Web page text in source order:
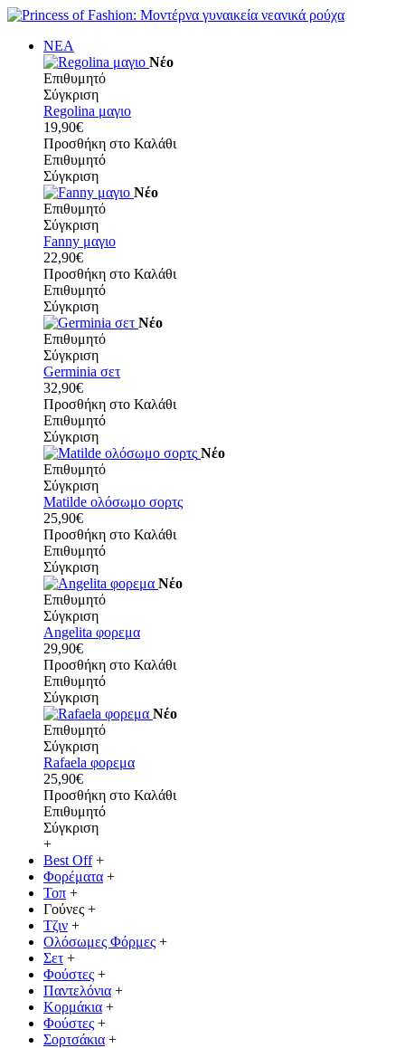
ΝΕΑ
Νέο
Επιθυμητό
Σύγκριση
Regolina μαγιο
19,90€
Προσθήκη στο Καλάθι
Επιθυμητό
Σύγκριση
Νέο
Επιθυμητό
Σύγκριση
Fanny μαγιο
22,90€
Προσθήκη στο Καλάθι
Επιθυμητό
Σύγκριση
Νέο
Επιθυμητό
Σύγκριση
Germinia σετ
32,90€
Προσθήκη στο Καλάθι
Επιθυμητό
Σύγκριση
Νέο
Επιθυμητό
Σύγκριση
Matilde ολόσωμο σορτς
25,90€
Προσθήκη στο Καλάθι
Επιθυμητό
Σύγκριση
Νέο
Επιθυμητό
Σύγκριση
Angelita φορεμα
29,90€
Προσθήκη στο Καλάθι
Επιθυμητό
Σύγκριση
Νέο
Επιθυμητό
Σύγκριση
Rafaela φορεμα
25,90€
Προσθήκη στο Καλάθι
Επιθυμητό
Σύγκριση
+
Best Off +
Φορέματα +
Τοπ +
Γούνες +
Τζιν +
Ολόσωμες Φόρμες +
Σετ +
Φούστες +
Παντελόνια +
Κορμάκια +
Φούστες +
Σορτσάκια +